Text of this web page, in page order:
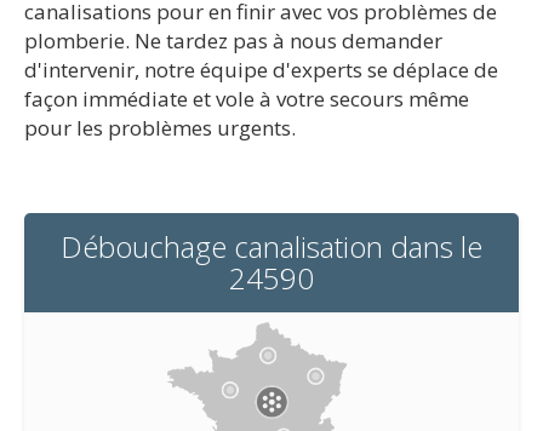
canalisations pour en finir avec vos problèmes de
plomberie. Ne tardez pas à nous demander
d'intervenir, notre équipe d'experts se déplace de
façon immédiate et vole à votre secours même
pour les problèmes urgents.
Débouchage canalisation dans le
24590